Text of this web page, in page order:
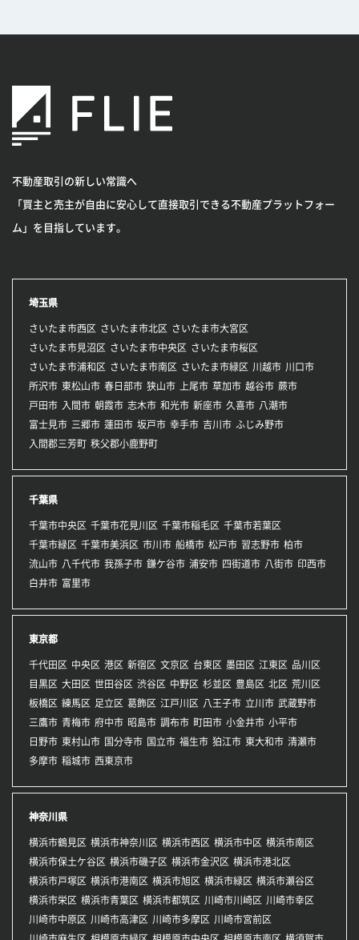
不動産取引の新しい常識へ
「買主と売主が自由に安心して直接取引できる不動産プラットフォー
ム」を目指しています。
埼玉県
さいたま市西区 さいたま市北区
さいたま市大宮区
さいたま市見沼区
さいたま市中央区
さいたま市桜区
さいたま市浦和区
さいたま市南区 さいたま市緑区 川越市 川口市
所沢市 東松山市 春日部市 狭山市 上尾市 草加市 越谷市 蕨市
戸田市 入間市 朝霞市 志木市 和光市 新座市 久喜市 八潮市
富士見市 三郷市 蓮田市 坂戸市 幸手市 吉川市 ふじみ野市
入間郡三芳町 秩父郡小鹿野町
千葉県
千葉市中央区 千葉市花見川区 千葉市稲毛区 千葉市若葉区
千葉市緑区 千葉市美浜区 市川市 船橋市 松戸市 習志野市 柏市
流山市 八千代市 我孫子市 鎌ケ谷市 浦安市 四街道市 八街市 印西市
白井市 富里市
東京都
千代田区 中央区 港区 新宿区 文京区 台東区 墨田区 江東区 品川区
目黒区 大田区 世田谷区 渋谷区 中野区 杉並区 豊島区 北区 荒川区
板橋区 練馬区 足立区 葛飾区 江戸川区 八王子市 立川市 武蔵野市
三鷹市 青梅市 府中市 昭島市 調布市 町田市 小金井市 小平市
日野市 東村山市 国分寺市 国立市 福生市 狛江市 東大和市 清瀬市
多摩市 稲城市 西東京市
神奈川県
横浜市鶴見区 横浜市神奈川区 横浜市西区 横浜市中区 横浜市南区
横浜市保土ケ谷区 横浜市磯子区 横浜市金沢区 横浜市港北区
横浜市戸塚区 横浜市港南区 横浜市旭区 横浜市緑区 横浜市瀬谷区
横浜市栄区 横浜市青葉区 横浜市都筑区 川崎市川崎区 川崎市幸区
川崎市中原区 川崎市高津区 川崎市多摩区 川崎市宮前区